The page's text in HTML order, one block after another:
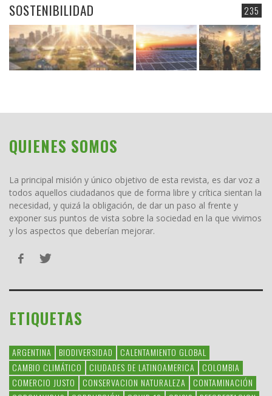
235
SOSTENIBILIDAD
QUIENES SOMOS
La principal misión y único objetivo de esta revista, es dar voz a
todos aquellos ciudadanos que de forma libre y crítica sientan la
necesidad, y quizá la obligación, de dar un paso al frente y
exponer sus puntos de vista sobre la sociedad en la que vivimos
y los aspectos que deberían mejorar.
ETIQUETAS
ARGENTINA BIODIVERSIDAD
CALENTAMIENTO GLOBAL
CAMBIO CLIMÁTICO
CIUDADES DE LATINOAMERICA
COLOMBIA
COMERCIO JUSTO
CONSERVACION NATURALEZA
CONTAMINACIÓN